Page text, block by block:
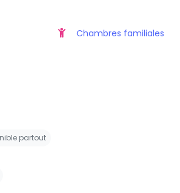
Chambres familiales
partout